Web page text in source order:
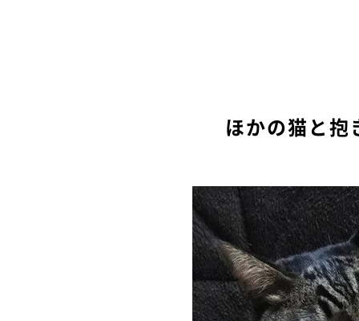
ほかの猫と